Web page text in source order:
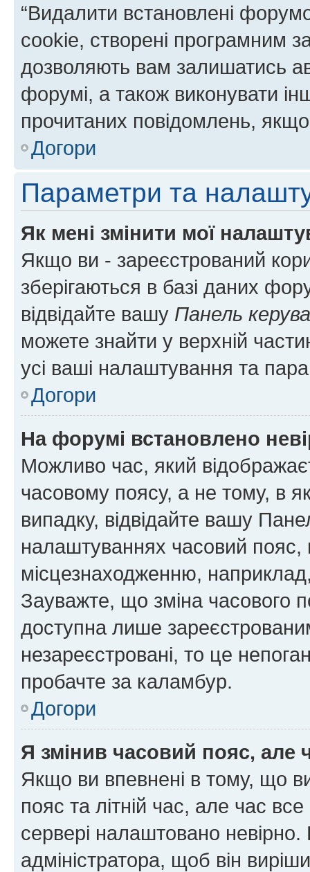
“Видалити встановлені
cookie, створені програмним
дозволяють вам залишатись
форумі, а також виконувати
прочитаних повідомлень,
Догори
Параметри та
Як мені змінити мої
Якщо ви - зареєстрований
зберігаються в базі даних
відвідайте вашу Панель
можете знайти у верхній
усі ваші налаштування та
Догори
На форумі встановлено
Можливо час, який
часовому поясу, а не тому, в
випадку, відвідайте вашу
налаштуваннях часовий пояс,
місцезнаходженню,
Зауважте, що зміна часового
доступна лише
незареєстровані, то це
пробачте за каламбур.
Догори
Я змінив часовий пояс, але
Якщо ви впевнені в тому, що
пояс та літній час, але час
сервері налаштовано
адміністратора, щоб він